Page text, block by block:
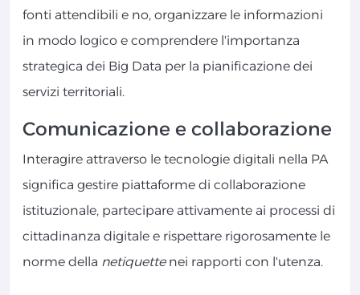
fonti attendibili e no, organizzare le informazioni
in modo logico e comprendere l'importanza
strategica dei Big Data per la pianificazione dei
servizi territoriali.
Comunicazione e collaborazione
Interagire attraverso le tecnologie digitali nella PA
significa gestire piattaforme di collaborazione
istituzionale, partecipare attivamente ai processi di
cittadinanza digitale e rispettare rigorosamente le
norme della netiquettenei rapporti con l'utenza.